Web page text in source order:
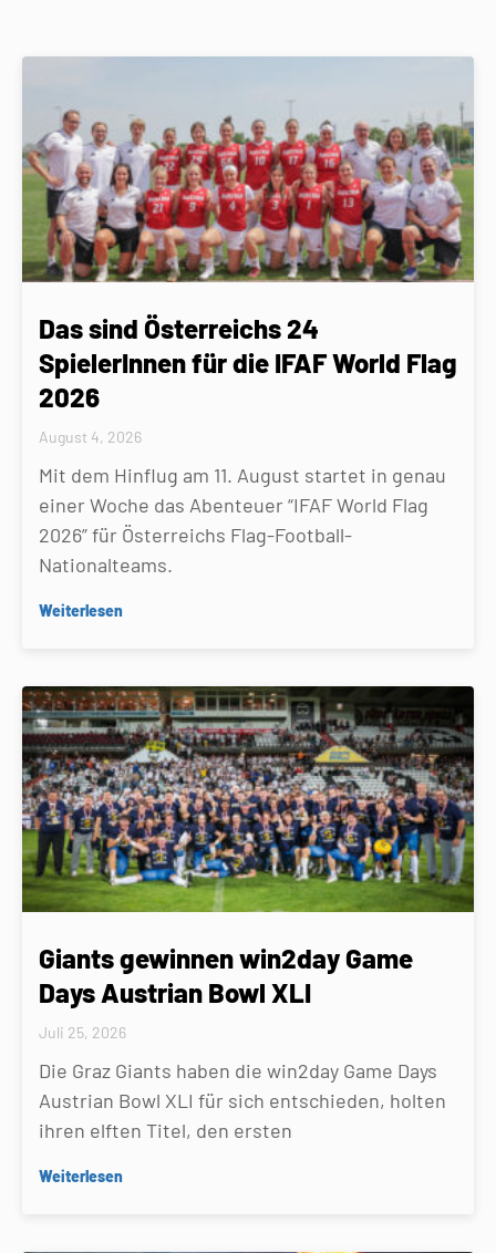
Das sind Österreichs 24
SpielerInnen für die IFAF World Flag
2026
August 4, 2026
Mit dem Hinflug am 11. August startet in genau
einer Woche das Abenteuer “IFAF World Flag
2026” für Österreichs Flag-Football-
Nationalteams.
Weiterlesen
Giants gewinnen win2day Game
Days Austrian Bowl XLI
Juli 25, 2026
Die Graz Giants haben die win2day Game Days
Austrian Bowl XLI für sich entschieden, holten
ihren elften Titel, den ersten
Weiterlesen